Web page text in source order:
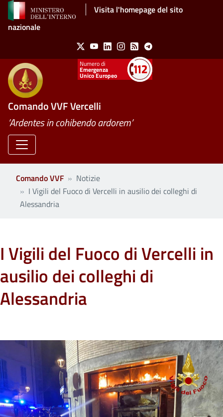
Salta al contenuto principaleVisita l'homepage del sito
nazionale
Social Menu
X YoutubeLinkedinInstagram
Feed Telegram
Emergenza
Unico Europeo
Comando VVF Vercelli
’Ardentes in cohibendo ardorem’
Comando VVF
Notizie
I Vigili del Fuoco di Vercelli in ausilio dei colleghi di
Alessandria
I Vigili del Fuoco di Vercelli in
ausilio dei colleghi di
Alessandria